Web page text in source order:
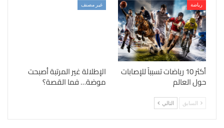
رياضة
أكثر 10 رياضات تسبباً للإصابات
حول العالم
غير مصنف
الإطلالة غير المرتبة أصبحت
موضة… فما القصة؟
السابق التالي